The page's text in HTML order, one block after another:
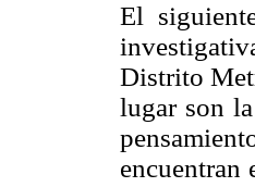
El
Distrito
lugar son
encuentran